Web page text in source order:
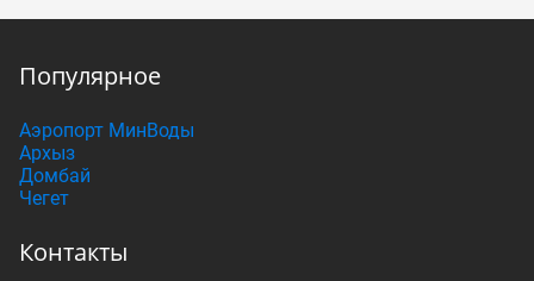
Популярное
Аэропорт МинВоды
Архыз
Домбай
Чегет
Контакты